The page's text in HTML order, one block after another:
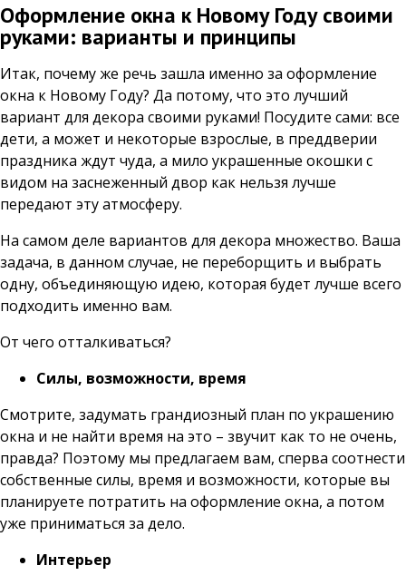
Оформление окна к Новому Году своими
руками: варианты и принципы
Итак, почему же речь зашла именно за оформление
окна к Новому Году? Да потому, что это лучший
вариант для декора своими руками! Посудите сами: все
дети, а может и некоторые взрослые, в преддверии
праздника ждут чуда, а мило украшенные окошки с
видом на заснеженный двор как нельзя лучше
передают эту атмосферу.
На самом деле вариантов для декора множество. Ваша
задача, в данном случае, не переборщить и выбрать
одну, объединяющую идею, которая будет лучше всего
подходить именно вам.
От чего отталкиваться?
Силы, возможности, время
Смотрите, задумать грандиозный план по украшению
окна и не найти время на это – звучит как то не очень,
правда? Поэтому мы предлагаем вам, сперва соотнести
собственные силы, время и возможности, которые вы
планируете потратить на оформление окна, а потом
уже приниматься за дело.
Интерьер